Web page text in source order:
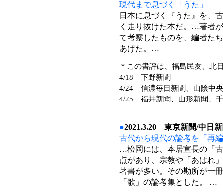
現代まで息づく「うた」
日本に息づく『うた』を、
く走り抜けた本だ。…著者
て考察したものを、編者た
あげた。…
＊この書評は、福島民友、北
4/18 下野新聞
4/24 信濃毎日新聞、山陰中
4/25 福井新聞、山形新聞、
●2021.3.20 東京新聞/中日
古代から現代の論考を「再
…松岡には、本居宣長の『
点があり、宗教や「あはれ
著書が多い。その勘所が一
「歌」の論考集とした。 …